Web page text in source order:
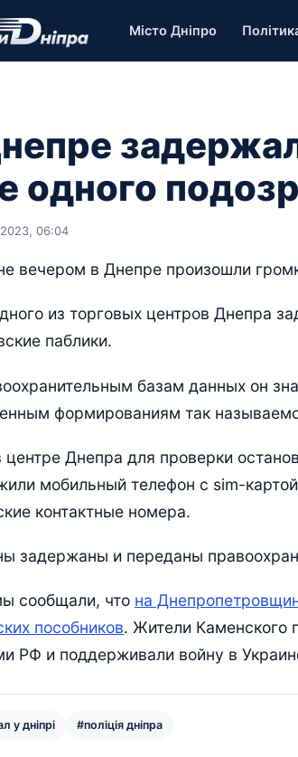
Місто Дніпро
одного
06:04
вечером в Днепре произошли
из торговых центров Днепра
паблики.
базам данных он
формированиям так
Днепра для проверки
мобильный телефон с sim-
контактные номера.
задержаны и переданы
сообщали, что на
пособников. Жители Каменского
РФ и поддерживали войну в
у дніпрі #поліція дніпра